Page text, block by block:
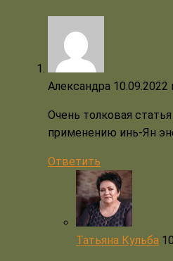
Александра 10.09.2022
Очень толковая
применению инь-Ян
Ответить
Татьяна Кульба